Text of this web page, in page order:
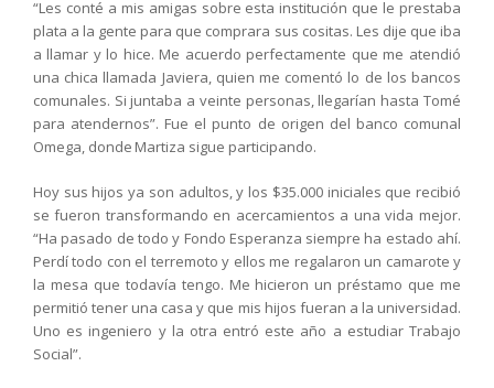
“Les conté a mis amigas sobre esta institución que le prestaba
plata a la gente para que comprara sus cositas. Les dije que iba
a llamar y lo hice. Me acuerdo perfectamente que me atendió
una chica llamada Javiera, quien me comentó lo de los bancos
comunales. Si juntaba a veinte personas, llegarían hasta Tomé
para atendernos”. Fue el punto de origen del banco comunal
Omega, donde Martiza sigue participando.
Hoy sus hijos ya son adultos, y los $35.000 iniciales que recibió
se fueron transformando en acercamientos a una vida mejor.
“Ha pasado de todo y Fondo Esperanza siempre ha estado ahí.
Perdí todo con el terremoto y ellos me regalaron un camarote y
la mesa que todavía tengo. Me hicieron un préstamo que me
permitió tener una casa y que mis hijos fueran a la universidad.
Uno es ingeniero y la otra entró este año a estudiar Trabajo
Social”.